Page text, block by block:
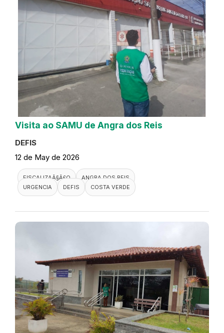
Visita ao SAMU de Angra dos Reis
DEFIS
12 de May de 2026
FISCALIZAÃ§Ã£O
ANGRA DOS REIS
URGENCIA
DEFIS COSTA VERDE